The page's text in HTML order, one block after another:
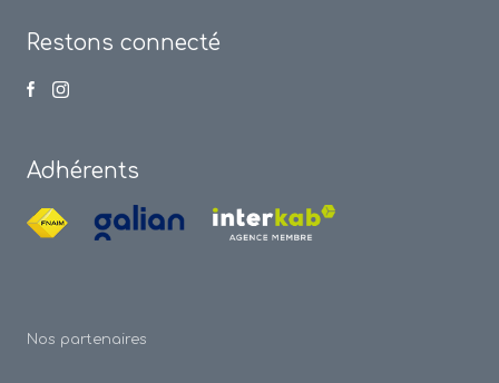
Restons connecté
Adhérents
Nos partenaires